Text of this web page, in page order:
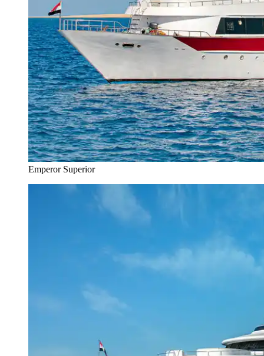
Emperor Superior